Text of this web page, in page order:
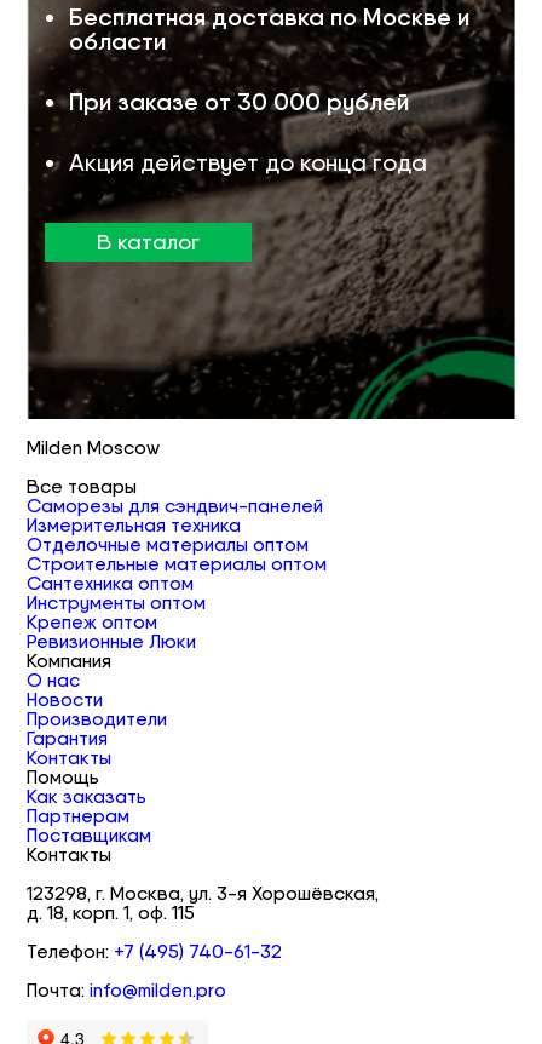
Бесплатная доставка по Москве и
области
При заказе от 30 000 рублей
Акция действует до конца года
В каталог
Milden Moscow
Все товары
Саморезы для сэндвич-панелей
Измерительная техника
Отделочные материалы оптом
Строительные материалы оптом
Сантехника оптом
Инструменты оптом
Крепеж оптом
Ревизионные Люки
Компания
О нас
Новости
Производители
Гарантия
Контакты
Помощь
Как заказать
Партнерам
Поставщикам
Контакты
123298, г. Москва, ул. 3-я Хорошёвская,
д. 18, корп. 1, оф. 115
Телефон: +7 (495) 740-61-32
Почта:info@milden.pro